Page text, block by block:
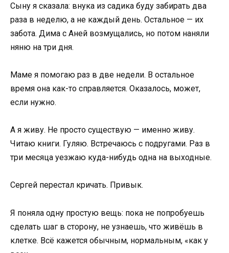
Сыну я сказала: внука из садика буду забирать два
раза в неделю, а не каждый день. Остальное — их
забота. Дима с Аней возмущались, но потом наняли
няню на три дня.
Маме я помогаю раз в две недели. В остальное
время она как-то справляется. Оказалось, может,
если нужно.
А я живу. Не просто существую — именно живу.
Читаю книги. Гуляю. Встречаюсь с подругами. Раз в
три месяца уезжаю куда-нибудь одна на выходные.
Сергей перестал кричать. Привык.
Я поняла одну простую вещь: пока не попробуешь
сделать шаг в сторону, не узнаешь, что живёшь в
клетке. Всё кажется обычным, нормальным, «как у